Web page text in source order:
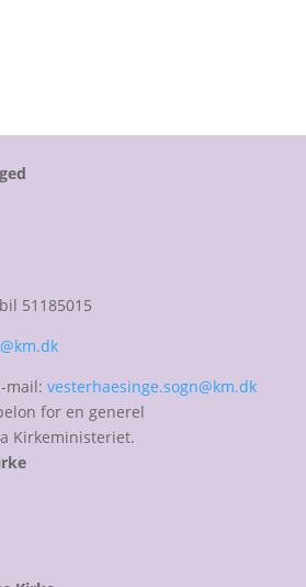
51185015
mail: vesterhaesinge.sogn@km.dk
for en generel
Kirkeministeriet.